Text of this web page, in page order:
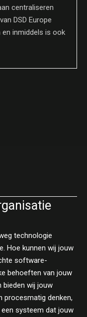
centraliseren
DSD Europe
en inmiddels is ook
technologie
Hoe kunnen wij jouw
software-
behoeften van jouw
bieden wij jouw
procesmatig denken,
systeem dat jouw